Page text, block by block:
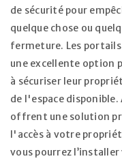
de sécurité pour
quelque chose ou
fermeture. Les
une excellente option
à sécuriser leur
de l'espace
offrent une solution
l'accès à votre
vous pourrez